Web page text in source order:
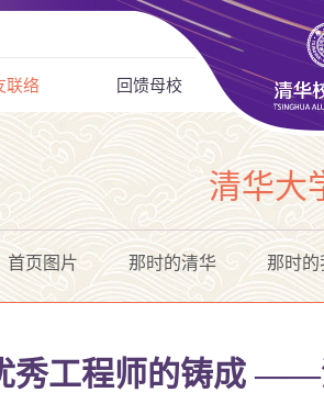
联络 回馈母校
清华大
首页图片 那时的清华 那时的
秀工程师的铸成 ——